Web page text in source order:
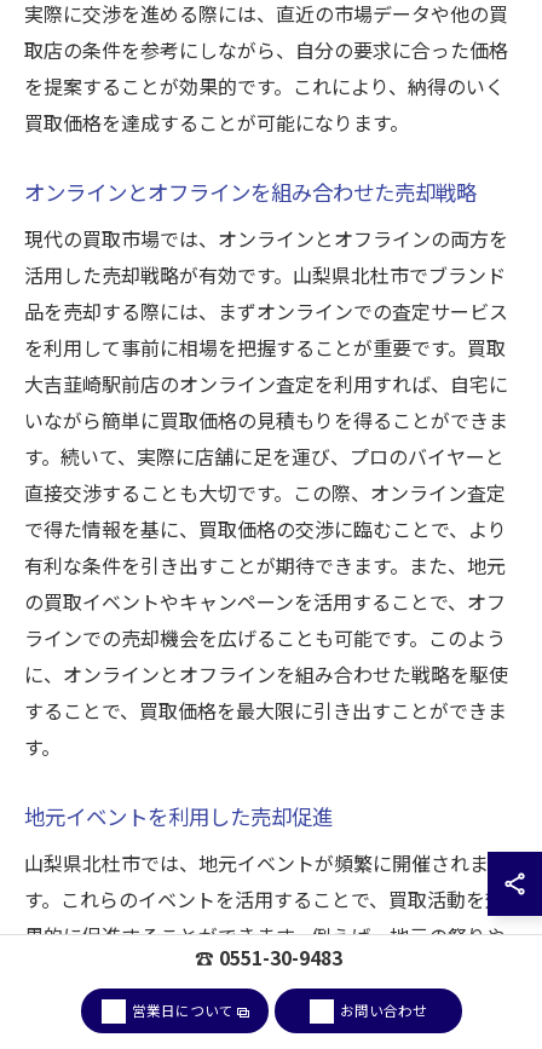
実際に交渉を進める際には、直近の市場データや他の買
取店の条件を参考にしながら、自分の要求に合った価格
を提案することが効果的です。これにより、納得のいく
買取価格を達成することが可能になります。
オンラインとオフラインを組み合わせた売却戦略
現代の買取市場では、オンラインとオフラインの両方を
活用した売却戦略が有効です。山梨県北杜市でブランド
品を売却する際には、まずオンラインでの査定サービス
を利用して事前に相場を把握することが重要です。買取
大吉韮崎駅前店のオンライン査定を利用すれば、自宅に
いながら簡単に買取価格の見積もりを得ることができま
す。続いて、実際に店舗に足を運び、プロのバイヤーと
直接交渉することも大切です。この際、オンライン査定
で得た情報を基に、買取価格の交渉に臨むことで、より
有利な条件を引き出すことが期待できます。また、地元
の買取イベントやキャンペーンを活用することで、オフ
ラインでの売却機会を広げることも可能です。このよう
に、オンラインとオフラインを組み合わせた戦略を駆使
することで、買取価格を最大限に引き出すことができま
す。
地元イベントを利用した売却促進
山梨県北杜市では、地元イベントが頻繁に開催されま
す。これらのイベントを活用することで、買取活動を効
果的に促進することができます。例えば、地元の祭りや
フリーマーケットに出店することで、多くの集客が見込
めます。また、地元住民に直接アプローチできるため、
☎ 0551-30-9483
営業日について お問い合わせ